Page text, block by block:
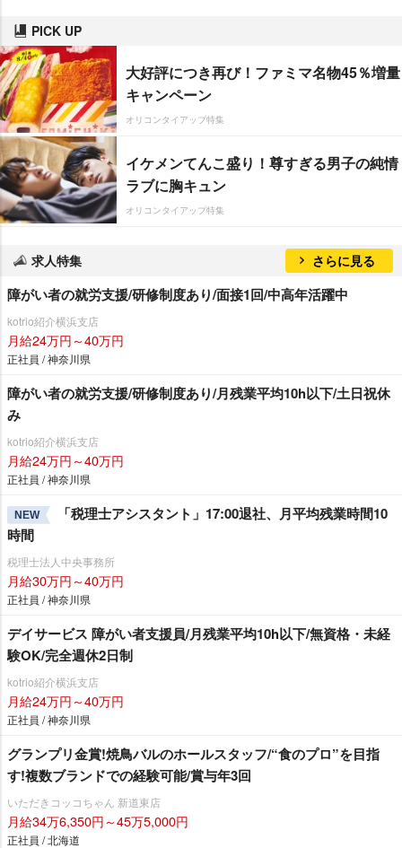
PICK UP
大好評につき再び！ファミマ名物45％増量
キャンペーン
オリコンタイアップ特集
イケメンてんこ盛り！尊すぎる男子の純情
ラブに胸キュン
オリコンタイアップ特集
求人特集 さらに見る
障がい者の就労支援/研修制度あり/面接1回/中高年活躍中
kotrio紹介横浜支店
月給24万円～40万円
正社員 / 神奈川県
障がい者の就労支援/研修制度あり/月残業平均10h以下/土日祝休
み
kotrio紹介横浜支店
月給24万円～40万円
正社員 / 神奈川県
NEW
「税理士アシスタント」17:00退社、月平均残業時間10
時間
税理士法人中央事務所
月給30万円～40万円
正社員 / 神奈川県
デイサービス 障がい者支援員/月残業平均10h以下/無資格・未経
験OK/完全週休2日制
kotrio紹介横浜支店
月給24万円～40万円
正社員 / 神奈川県
グランプリ金賞!焼鳥バルのホールスタッフ/“食のプロ”を目指
す!複数ブランドでの経験可能/賞与年3回
いただきコッコちゃん 新道東店
月給34万6,350円～45万5,000円
正社員 / 北海道